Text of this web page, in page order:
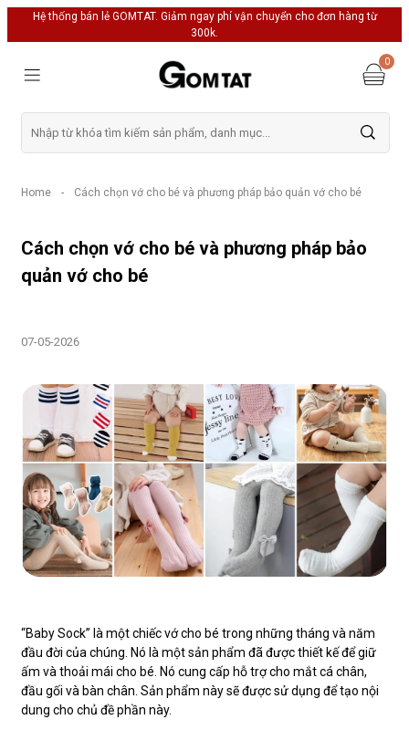
Hệ thống bán lẻ GOMTAT. Giảm ngay phí vận chuyển cho đơn hàng từ
300k.
0
Home - Cách chọn vớ cho bé và phương pháp bảo quản vớ cho bé
Cách chọn vớ cho bé và phương pháp bảo
quản vớ cho bé
07-05-2026
“Baby Sock” là một chiếc vớ cho bé trong những tháng và năm
đầu đời của chúng. Nó là một sản phẩm đã được thiết kế để giữ
ấm và thoải mái cho bé. Nó cung cấp hỗ trợ cho mắt cá chân,
đầu gối và bàn chân. Sản phẩm này sẽ được sử dụng để tạo nội
dung cho chủ đề phần này.